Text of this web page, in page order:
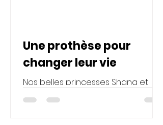
Une prothèse pour
changer leur vie
Nos belles princesses Shana et
Angèle ont connu un passé difficile